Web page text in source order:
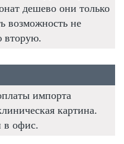
дешево они только
возможность не
вторую.
импорта
картина.
в офис.